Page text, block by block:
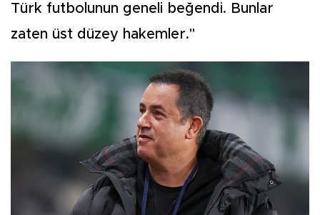
Türk futbolunun geneli beğendi. Bunlar
zaten üst düzey hakemler."